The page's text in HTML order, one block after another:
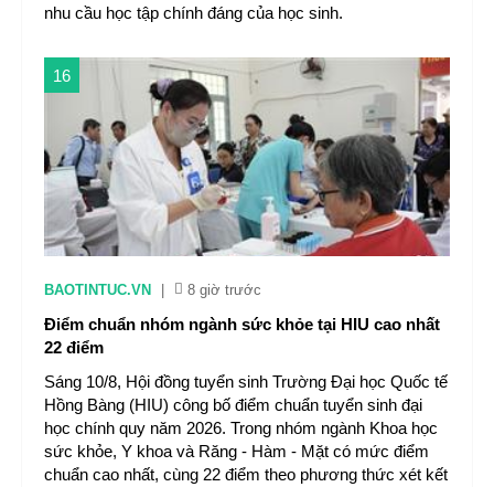
nhu cầu học tập chính đáng của học sinh.
16
BAOTINTUC.VN 8 giờ trước
Điểm chuẩn nhóm ngành sức khỏe tại HIU cao nhất
22 điểm
Sáng 10/8, Hội đồng tuyển sinh Trường Đại học Quốc tế
Hồng Bàng (HIU) công bố điểm chuẩn tuyển sinh đại
học chính quy năm 2026. Trong nhóm ngành Khoa học
sức khỏe, Y khoa và Răng - Hàm - Mặt có mức điểm
chuẩn cao nhất, cùng 22 điểm theo phương thức xét kết